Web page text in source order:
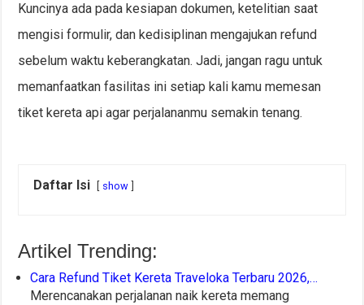
Kuncinya ada pada kesiapan dokumen, ketelitian saat
mengisi formulir, dan kedisiplinan mengajukan refund
sebelum waktu keberangkatan. Jadi, jangan ragu untuk
memanfaatkan fasilitas ini setiap kali kamu memesan
tiket kereta api agar perjalananmu semakin tenang.
Daftar Isi show
Artikel Trending:
Cara Refund Tiket Kereta Traveloka Terbaru 2026,…
Merencanakan perjalanan naik kereta memang